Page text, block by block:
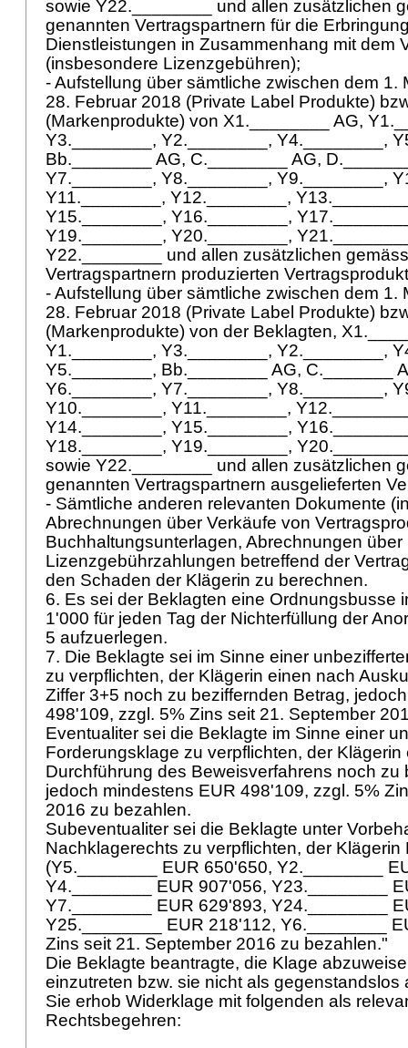
sowie Y22.________ und allen zusätzlichen
genannten Vertragspartnern für die
Dienstleistungen in Zusammenhang mit dem
(insbesondere Lizenzgebühren);
- Aufstellung über sämtliche zwischen dem 1.
28. Februar 2018 (Private Label Produkte)
(Markenprodukte) von X1.________ AG,
Y3.________, Y2.________, Y4.________,
Bb.________ AG, C.________ AG,
Y7.________, Y8.________, Y9.________,
Y11.________, Y12.________,
Y15.________, Y16.________,
Y19.________, Y20.________,
Y22.________ und allen zusätzlichen
Vertragspartnern produzierten
- Aufstellung über sämtliche zwischen dem 1.
28. Februar 2018 (Private Label Produkte)
(Markenprodukte) von der Beklagten,
Y1.________, Y3.________, Y2.________,
Y5.________, Bb.________ AG, C._______
Y6.________, Y7.________, Y8.________,
Y10.________, Y11.________,
Y14.________, Y15.________,
Y18.________, Y19.________,
sowie Y22.________ und allen zusätzlichen
genannten Vertragspartnern ausgelieferten
- Sämtliche anderen relevanten Dokumente
Abrechnungen über Verkäufe von
Buchhaltungsunterlagen, Abrechnungen über
Lizenzgebührzahlungen betreffend der
den Schaden der Klägerin zu berechnen.
6. Es sei der Beklagten eine Ordnungsbusse
1'000 für jeden Tag der Nichterfüllung der
5 aufzuerlegen.
7. Die Beklagte sei im Sinne einer
zu verpflichten, der Klägerin einen nach
Ziffer 3+5 noch zu beziffernden Betrag,
498'109, zzgl. 5% Zins seit 21. September
Eventualiter sei die Beklagte im Sinne einer
Forderungsklage zu verpflichten, der Klägerin
Durchführung des Beweisverfahrens noch zu
jedoch mindestens EUR 498'109, zzgl. 5%
2016 zu bezahlen.
Subeventualiter sei die Beklagte unter
Nachklagerechts zu verpflichten, der Klägerin
(Y5.________ EUR 650'650, Y2.________
Y4.________ EUR 907'056, Y23.________
Y7.________ EUR 629'893, Y24.________
Y25.________ EUR 218'112, Y6.________
Zins seit 21. September 2016 zu bezahlen."
Die Beklagte beantragte, die Klage
einzutreten bzw. sie nicht als gegenstandslos
Sie erhob Widerklage mit folgenden als
Rechtsbegehren: